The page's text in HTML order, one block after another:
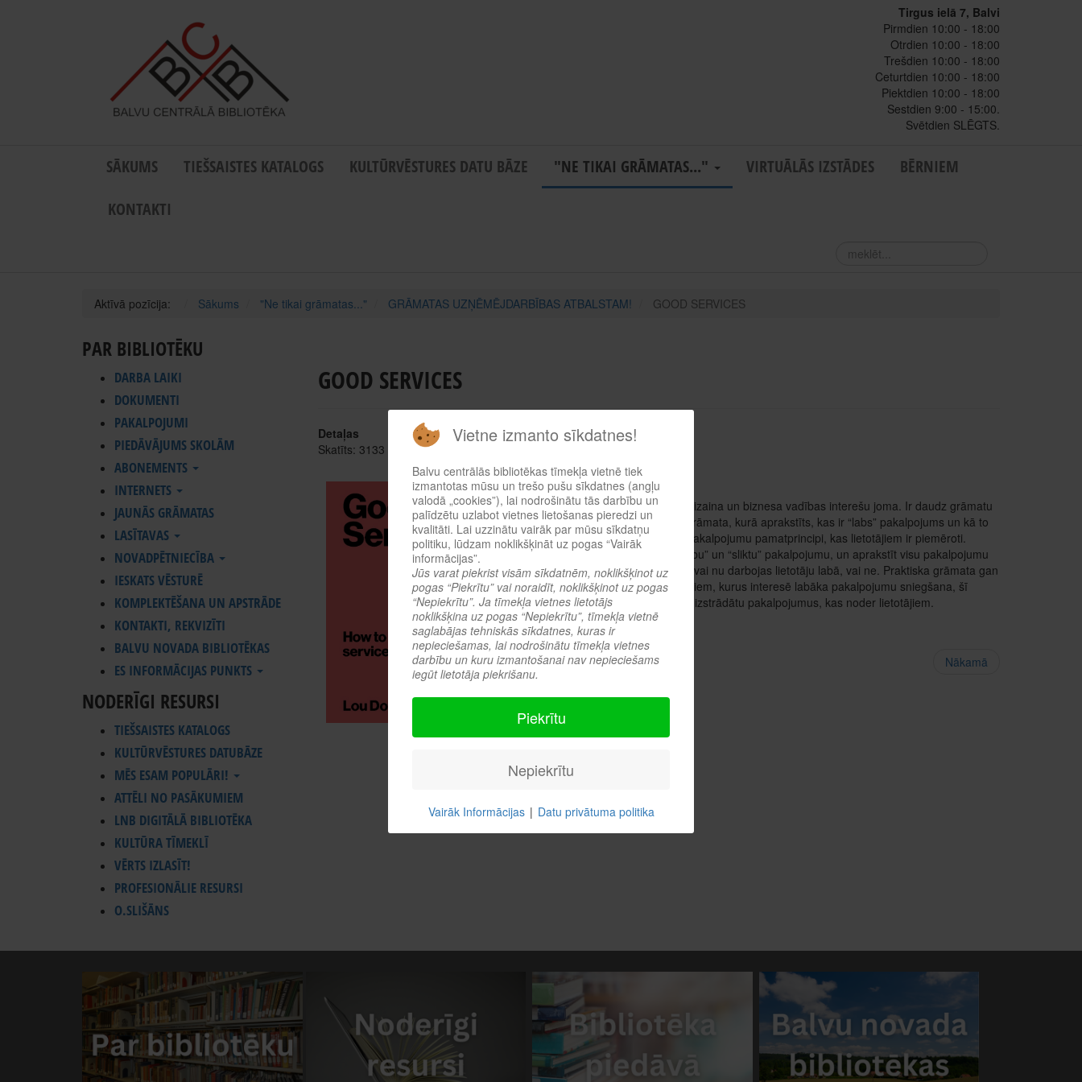
Tirgus ielā 7, Balvi
Pirmdien 10:00 - 18:00
Otrdien 10:00 - 18:00
Trešdien 10:00 - 18:00
Ceturtdien 10:00 - 18:00
Piektdien 10:00 - 18:00
Sestdien 9:00 - 15:00.
Svētdien SLĒGTS.
SĀKUMS TIEŠSAISTES KATALOGS KULTŪRVĒSTURES DATU BĀZE "NE TIKAI GRĀMATAS..." VIRTUĀLĀS IZSTĀDES
BĒRNIEM
KONTAKTI
meklēt...
Aktīvā pozīcija: Sākums "Ne tikai grāmatas..." GRĀMATAS UZŅĒMĒJDARBĪBAS ATBALSTAM! GOOD SERVICES
PAR BIBLIOTĒKU
DARBA LAIKI
DOKUMENTI
PAKALPOJUMI
PIEDĀVĀJUMS SKOLĀM
ABONEMENTS
INTERNETS
JAUNĀS GRĀMATAS
LASĪTAVAS
NOVADPĒTNIECĪBA
IESKATS VĒSTURĒ
KOMPLEKTĒŠANA UN APSTRĀDE
KONTAKTI, REKVIZĪTI
BALVU NOVADA BIBLIOTĒKAS
ES INFORMĀCIJAS PUNKTS
NODERĪGI RESURSI
TIEŠSAISTES KATALOGS
KULTŪRVĒSTURES DATUBĀZE
MĒS ESAM POPULĀRI!
ATTĒLI NO PASĀKUMIEM
LNB DIGITĀLĀ BIBLIOTĒKA
KULTŪRA TĪMEKLĪ
VĒRTS IZLASĪT!
PROFESIONĀLIE RESURSI
O.SLIŠĀNS
GOOD SERVICES
Detaļas
Skatīts: 3133
Autors: Downe Lou
Pakalpojumu dizains ir strauji augoša dizaina un biznesa vadības interešu joma. Ir daudz grāmatu
par to, kā sākt darbu, taču šī ir pirmā grāmata, kurā aprakstīts, kas ir “labs” pakalpojums un kā to
izveidot. Šajā grāmatā ir izklāstīti ēku pakalpojumu pamatprincipi, kas lietotājiem ir piemēroti.
Demistificēt to, ko mēs saprotam ar “labu” un “sliktu” pakalpojumu, un aprakstīt visu pakalpojumu
kopīgos elementus, kas nozīmē, ka tie vai nu darbojas lietotāju labā, vai ne. Praktiska grāmata gan
praktiķiem, gan nepraktizējošiem cilvēkiem, kurus interesē labāka pakalpojumu sniegšana, šī
grāmata ir galīgais jaunais ceļvedis, lai izstrādātu pakalpojumus, kas noder lietotājiem.
Apskatīt tiešsaistes katalogā
Iepriekšējā Nākamā
Vietne izmanto sīkdatnes!
Balvu centrālās bibliotēkas tīmekļa vietnē tiek
izmantotas mūsu un trešo pušu sīkdatnes (angļu
valodā „cookies”), lai nodrošinātu tās darbību un
palīdzētu uzlabot vietnes lietošanas pieredzi un
kvalitāti. Lai uzzinātu vairāk par mūsu sīkdatņu
politiku, lūdzam noklikšķināt uz pogas “Vairāk
informācijas”.
Jūs varat piekrist visām sīkdatnēm, noklikšķinot uz
pogas “Piekrītu” vai noraidīt, noklikšķinot uz pogas
“Nepiekrītu”. Ja tīmekļa vietnes lietotājs
noklikšķina uz pogas “Nepiekrītu”, tīmekļa vietnē
saglabājas tehniskās sīkdatnes, kuras ir
nepieciešamas, lai nodrošinātu tīmekļa vietnes
darbību un kuru izmantošanai nav nepieciešams
iegūt lietotāja piekrišanu.
Piekrītu
Nepiekrītu
Vairāk Informācijas | Datu privātuma politika